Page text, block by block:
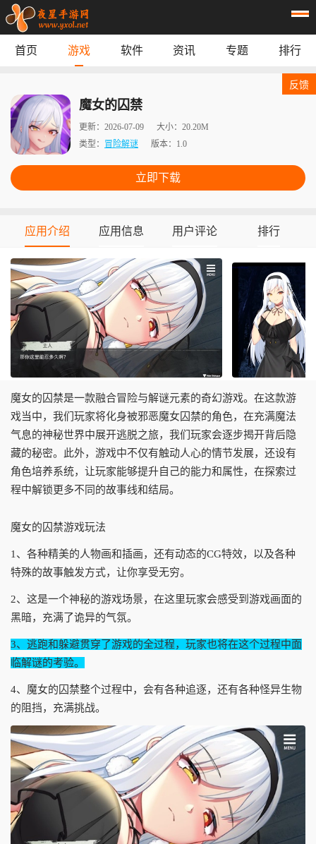
专题 榜单
首页 游戏 软件 资讯 专题 排行
魔女的囚禁
更新： 2026-07-09 大小： 20.20M
类型： 冒险解谜 版本： 1.0
立即下载
反馈
应用介绍 应用信息 用户评论 排行
魔女的囚禁是一款融合冒险与解谜元素的奇幻游戏。在这款游
戏当中，我们玩家将化身被邪恶魔女囚禁的角色，在充满魔法
气息的神秘世界中展开逃脱之旅，我们玩家会逐步揭开背后隐
藏的秘密。此外，游戏中不仅有触动人心的情节发展，还设有
角色培养系统，让玩家能够提升自己的能力和属性，在探索过
程中解锁更多不同的故事线和结局。
魔女的囚禁游戏玩法
1、各种精美的人物画和插画，还有动态的CG特效，以及各种
特殊的故事触发方式，让你享受无穷。
2、这是一个神秘的游戏场景，在这里玩家会感受到游戏画面的
黑暗，充满了诡异的气氛。
3、逃跑和躲避贯穿了游戏的全过程，玩家也将在这个过程中面
临解谜的考验。
4、魔女的囚禁整个过程中，会有各种追逐，还有各种怪异生物
的阻挡，充满挑战。